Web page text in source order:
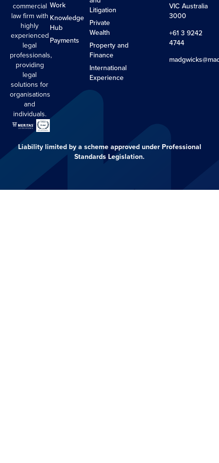
commercial
law firm with
highly
experienced
legal
professionals,
providing
legal
solutions for
organisations
and
individuals.
Work
Knowledge
Hub
Payments
Litigation
Private
Wealth
Property and
Finance
International
Experience
VIC Australia
3000
+61 3 9242
4744
Liability limited by a scheme approved under Professional
Standards Legislation.